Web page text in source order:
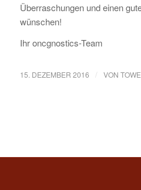
Überraschungen und einen
wünschen!
Ihr oncgnostics-Team
15. DEZEMBER 2016 / VON